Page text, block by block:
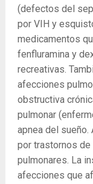
(defectos del
por VIH y
medicamentos
fenfluramina y
recreativas.
afecciones
obstructiva
pulmonar
apnea del sueño.
por trastornos de
pulmonares. La
afecciones que